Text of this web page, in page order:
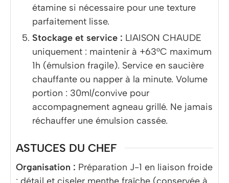
étamine si nécessaire pour une texture
parfaitement lisse.
Stockage et service : LIAISON CHAUDE
uniquement : maintenir à +63°C maximum
1h (émulsion fragile). Service en saucière
chauffante ou napper à la minute. Volume
portion : 30ml/convive pour
accompagnement agneau grillé. Ne jamais
réchauffer une émulsion cassée.
ASTUCES DU CHEF
Organisation : Préparation J-1 en liaison froide